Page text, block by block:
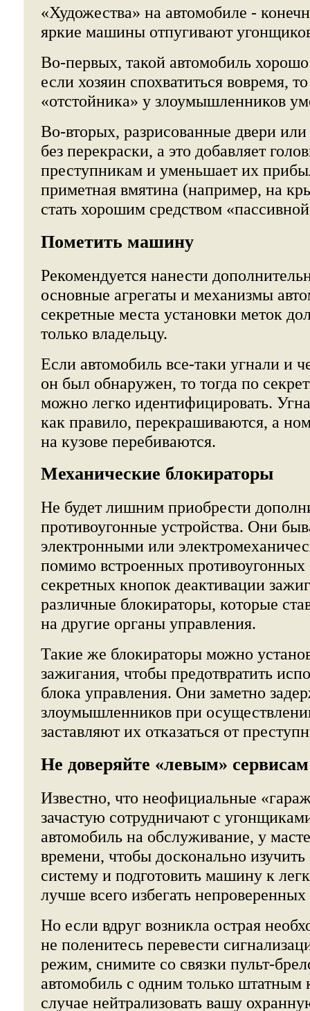
«Художества» на автомобиле -
яркие машины отпугивают
Во-первых, такой автомобиль
если хозяин спохватиться вовремя,
«отстойника» у злоумышленников
Во-вторых, разрисованные двери или
без перекраски, а это добавляет
преступникам и уменьшает их
приметная вмятина (например, на
стать хорошим средством
Пометить машину
Рекомендуется нанести
основные агрегаты и механизмы
секретные места установки меток
только владельцу.
Если автомобиль все-таки угнали и
он был обнаружен, то тогда по
можно легко идентифицировать.
как правило, перекрашиваются, а
на кузове перебиваются.
Механические блокираторы
Не будет лишним приобрести
противоугонные устройства. Они
электронными или
помимо встроенных противоугонных
секретных кнопок деактивации
различные блокираторы, которые
на другие органы управления.
Такие же блокираторы можно
зажигания, чтобы предотвратить
блока управления. Они заметно
злоумышленников при
заставляют их отказаться от
Не доверяйте «левым» сервисам
Известно, что неофициальные
зачастую сотрудничают с
автомобиль на обслуживание, у
времени, чтобы досконально
систему и подготовить машину к
лучше всего избегать
Но если вдруг возникла острая
не поленитесь перевести
режим, снимите со связки пульт-
автомобиль с одним только
случае нейтрализовать вашу